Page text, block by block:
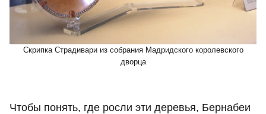
Скрипка Страдивари из собрания Мадридского королевского
дворца
Чтобы понять, где росли эти деревья, Бернабеи